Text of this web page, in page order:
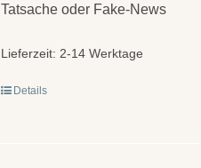
Tatsache oder Fake-News
Lieferzeit: 2-14 Werktage
Details